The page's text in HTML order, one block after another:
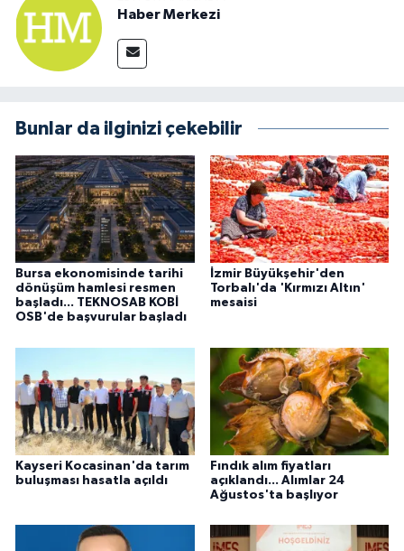
Haber Merkezi
Bunlar da ilginizi çekebilir
Bursa ekonomisinde tarihi
dönüşüm hamlesi resmen
başladı... TEKNOSAB KOBİ
OSB'de başvurular başladı
İzmir Büyükşehir'den
Torbalı'da 'Kırmızı Altın'
mesaisi
Kayseri Kocasinan'da tarım
buluşması hasatla açıldı
Fındık alım fiyatları
açıklandı... Alımlar 24
Ağustos'ta başlıyor